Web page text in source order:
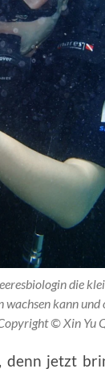
die
kann und
© Xin Yu
denn jetzt